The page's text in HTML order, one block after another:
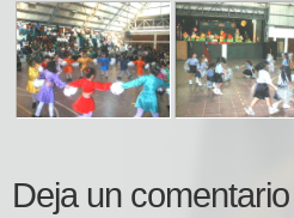
Deja un comentario